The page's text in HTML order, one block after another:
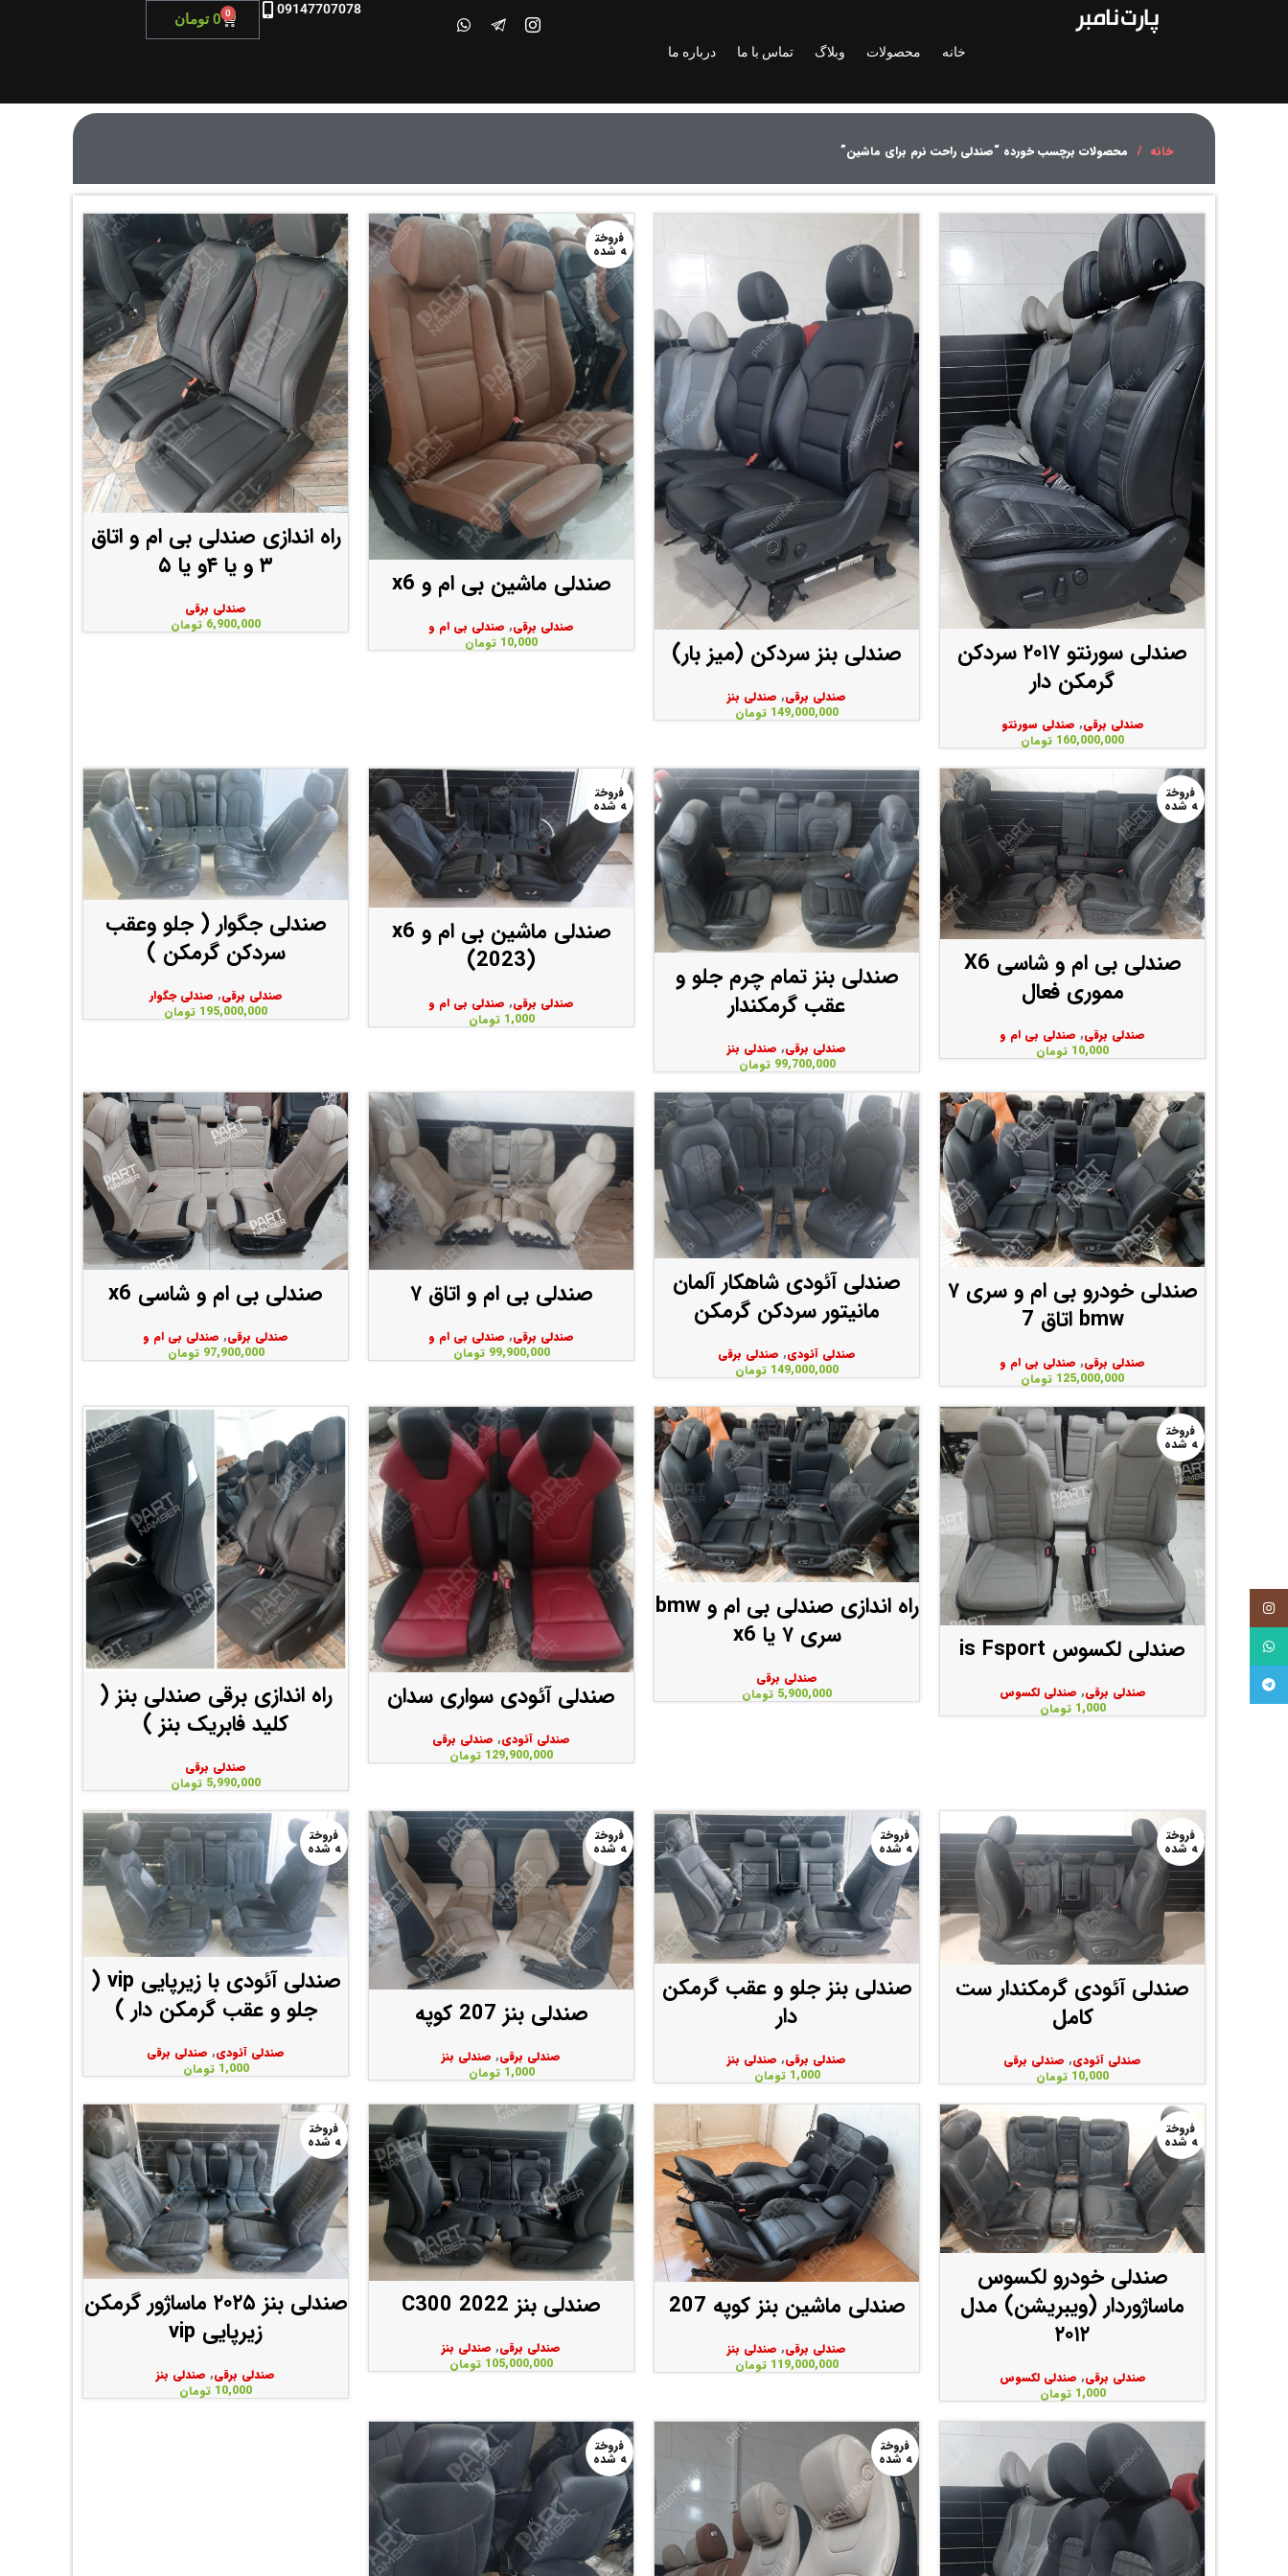
خانه محصولات وبلاگ تماس با ما درباره ما
09147707078
0 تومان 0
خانه محصولات برچسب خورده “صندلی راحت نرم برای ماشین”
صندلی سورنتو ۲۰۱۷ سردکن
گرمکن دار
صندلی برقی, صندلی سورنتو
160,000,000 تومان
صندلی بنز سردکن (میز بار)
صندلی برقی, صندلی بنز
149,000,000 تومان
فروخت
ه شده
صندلی ماشین بی ام و x6
صندلی برقی, صندلی بی ام و
10,000 تومان
راه اندازی صندلی بی ام و اتاق
۳ و یا ۴و یا ۵
صندلی برقی
6,900,000 تومان
فروخت
ه شده
صندلی بی ام و شاسی X6
مموری فعال
صندلی برقی, صندلی بی ام و
10,000 تومان
صندلی بنز تمام چرم جلو و
عقب گرمکندار
صندلی برقی, صندلی بنز
99,700,000 تومان
فروخت
ه شده
صندلی ماشین بی ام و x6
(2023)
صندلی برقی, صندلی بی ام و
1,000 تومان
صندلی جگوار ( جلو وعقب
سردکن گرمکن )
صندلی برقی, صندلی جگوار
195,000,000 تومان
صندلی خودرو بی ام و سری ۷
bmw اتاق ‌7
صندلی برقی, صندلی بی ام و
125,000,000 تومان
صندلی آئودی شاهکار آلمان
مانیتور سردکن گرمکن
صندلی آئودی, صندلی برقی
149,000,000 تومان
صندلی بی ام و اتاق ۷
صندلی برقی, صندلی بی ام و
99,900,000 تومان
صندلی بی ام و شاسی x6
صندلی برقی, صندلی بی ام و
97,900,000 تومان
فروخت
ه شده
صندلی لکسوس is Fsport
صندلی برقی, صندلی لکسوس
1,000 تومان
راه اندازی صندلی بی ام و bmw
سری ۷ یا x6
صندلی برقی
5,900,000 تومان صندلی آئودی سواری سدان
صندلی آئودی, صندلی برقی
129,900,000 تومان
راه اندازی برقی صندلی بنز (
کلید فابریک بنز )
صندلی برقی
5,990,000 تومان
فروخت
ه شده
صندلی آئودی گرمکندار ست
کامل
صندلی آئودی, صندلی برقی
10,000 تومان
فروخت
ه شده
صندلی بنز جلو و عقب گرمکن
دار
صندلی برقی, صندلی بنز
1,000 تومان
فروخت
ه شده
صندلی بنز 207 کوپه
صندلی برقی, صندلی بنز
1,000 تومان
فروخت
ه شده
صندلی آئودی با زیرپایی vip (
جلو و عقب گرمکن دار )
صندلی آئودی, صندلی برقی
1,000 تومان
فروخت
ه شده
صندلی خودرو لکسوس
ماساژوردار (ویبریشن) مدل
۲۰۱۲
صندلی برقی, صندلی لکسوس
1,000 تومان
صندلی ماشین بنز کوپه 207
صندلی برقی, صندلی بنز
119,000,000 تومان
صندلی بنز C300 2022
صندلی برقی, صندلی بنز
105,000,000 تومان
فروخت
ه شده
صندلی بنز ۲۰۲۵ ماساژور گرمکن
زیرپایی vip
صندلی برقی, صندلی بنز
10,000 تومان
فروخت
ه شده
فروخت
ه شده